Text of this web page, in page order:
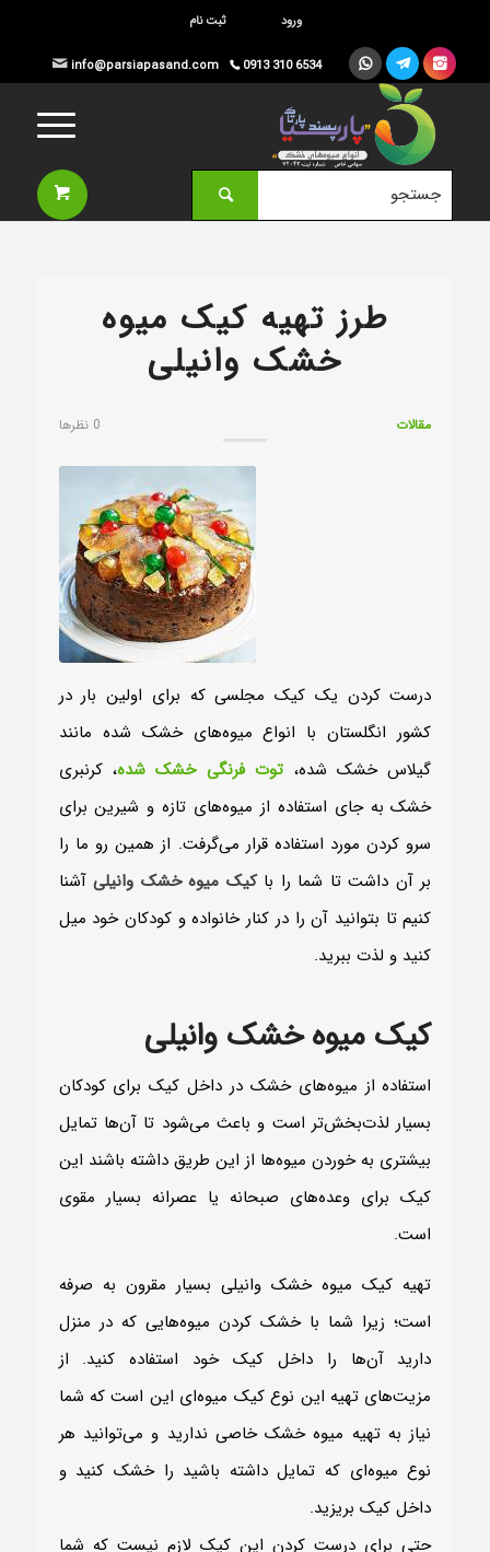
ورود ثبت نام
info@parsiapasand.com 0913 310 6534   
طرز تهیه کیک میوه
خشک وانیلی
مقالات 0 نظرها
درست کردن یک کیک مجلسی که برای اولین بار در
کشور انگلستان با انواع میوه‌های خشک‌ شده مانند
گیلاس خشک‌ شده، توت‌ فرنگی خشک‌ شده، کرنبری
خشک به جای استفاده از میوه‌های تازه و شیرین برای
سرو کردن مورد استفاده قرار می‌گرفت. از همین رو ما را
بر آن داشت تا شما را باکیک میوه خشک وانیلیآشنا
کنیم تا بتوانید آن را در کنار خانواده و کودکان خود میل
کنید و لذت ببرید.
کیک میوه خشک وانیلی
استفاده از میوه‌های خشک در داخل کیک برای کودکان
بسیار لذت‌بخش‌تر است و باعث می‌شود تا آن‌ها تمایل
بیشتری به خوردن میوه‌ها از این طریق داشته باشند این
کیک برای وعده‌های صبحانه یا عصرانه بسیار مقوی
است.
تهیه کیک میوه خشک وانیلی بسیار مقرون‌ به‌ صرفه
است؛ زیرا شما با خشک کردن میوه‌هایی که در منزل
دارید آن‌ها را داخل کیک خود استفاده کنید. از
مزیت‌های تهیه این نوع کیک میوه‌ای این است که شما
نیاز به تهیه میوه خشک خاصی ندارید و می‌توانید هر
نوع میوه‌ای که تمایل داشته باشید را خشک کنید و
داخل کیک بریزید.
حتی برای درست کردن این کیک لازم نیست که شما